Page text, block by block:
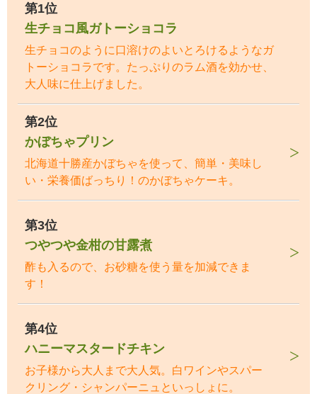
第1位
生チョコ風ガトーショコラ
生チョコのように口溶けのよいとろけるようなガ
トーショコラです。たっぷりのラム酒を効かせ、
大人味に仕上げました。
第2位
かぼちゃプリン
北海道十勝産かぼちゃを使って、簡単・美味し
い・栄養価ばっちり！のかぼちゃケーキ。
第3位
つやつや金柑の甘露煮
酢も入るので、お砂糖を使う量を加減できま
す！
第4位
ハニーマスタードチキン
お子様から大人まで大人気。白ワインやスパー
クリング・シャンパーニュといっしょに。